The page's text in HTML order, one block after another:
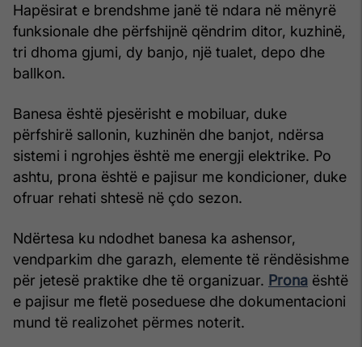
Hapësirat e brendshme janë të ndara në mënyrë
funksionale dhe përfshijnë qëndrim ditor, kuzhinë,
tri dhoma gjumi, dy banjo, një tualet, depo dhe
ballkon.
Banesa është pjesërisht e mobiluar, duke
përfshirë sallonin, kuzhinën dhe banjot, ndërsa
sistemi i ngrohjes është me energji elektrike. Po
ashtu, prona është e pajisur me kondicioner, duke
ofruar rehati shtesë në çdo sezon.
Ndërtesa ku ndodhet banesa ka ashensor,
vendparkim dhe garazh, elemente të rëndësishme
për jetesë praktike dhe të organizuar. Prona është
e pajisur me fletë poseduese dhe dokumentacioni
mund të realizohet përmes noterit.